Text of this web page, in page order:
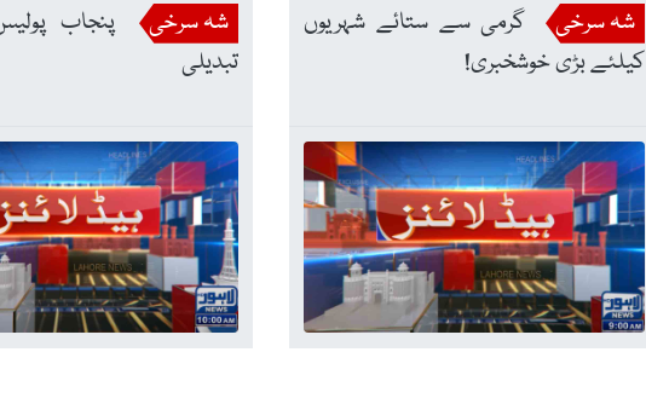
شہ سرخی
گرمی سے ستائے شہریوں
کیلئے بڑی خوشخبری!
شہ سرخی
پنجاب
تبدیلی